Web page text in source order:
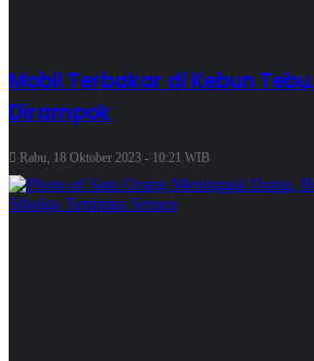
Mobil Terbakar di Kebun
Dirampok
Rabu, 18 Oktober 2023 - 10:21 WIB